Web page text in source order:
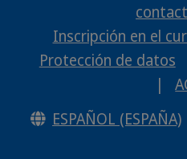
Inscripción en el
Protección de datos
|
ESPAÑOL (ESPAÑA)